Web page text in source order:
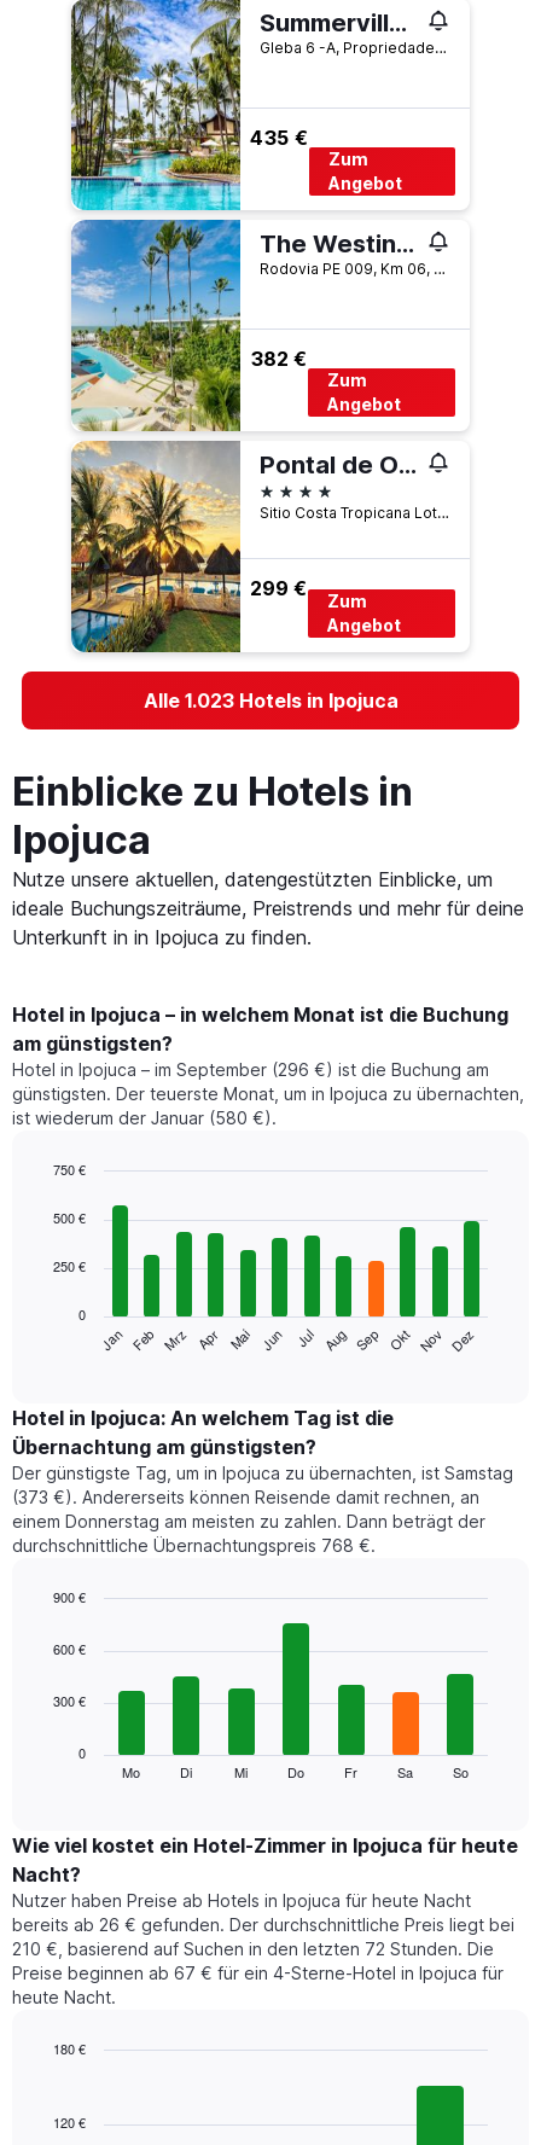
Summerville Resort - All Inclusiv
Gleba 6 -A, Propriedade Merepe - C, Ipojuca, Brasilien
435 €
Zum
Angebot
The Westin Porto de Galinhas
Rodovia PE 009, Km 06, Porto de Galinhas, Ipojuca, Brasilien
382 €
Zum
Angebot
Pontal de Ocapora
4 Sterne
Sitio Costa Tropicana Lote 1 B 2, Ipojuca, Brasilien
299 €
Zum
Angebot
Alle 1.023 Hotels in Ipojuca
Einblicke zu Hotels in
Ipojuca
Nutze unsere aktuellen, datengestützten Einblicke, um
ideale Buchungszeiträume, Preistrends und mehr für deine
Unterkunft in in Ipojuca zu finden.
Hotel in Ipojuca – in welchem Monat ist die Buchung
am günstigsten?
Hotel in Ipojuca – im September (296 €) ist die Buchung am
günstigsten. Der teuerste Monat, um in Ipojuca zu übernachten,
ist wiederum der Januar (580 €).
chart
bars.
folgende
den
durchschnittlichen
Zimmerpreis
im
jeweiligen
Monat
an.
Diagramm
die
Monate
hat
1
Y-
Achse,
die
den
durchschnittlichen
Zimmerpreis
graphic.
Jan Feb Mrz Apr Mai Jun Jul Aug Sep Okt Nov Dez
0
250 €
500 €
750 €
Hotel in Ipojuca: An welchem Tag ist die
Übernachtung am günstigsten?
Der günstigste Tag, um in Ipojuca zu übernachten, ist Samstag
(373 €). Andererseits können Reisende damit rechnen, an
einem Donnerstag am meisten zu zahlen. Dann beträgt der
durchschnittliche Übernachtungspreis 768 €.
chart
bars.
den
durchschnittlichen
Preis
eines
Zimmers
für
den
jeweiligen
Das
Mo Di Mi Do Fr Sa So
0
300 €
600 €
900 €
Wie viel kostet ein Hotel-Zimmer in Ipojuca für heute
Nacht?
Nutzer haben Preise ab Hotels in Ipojuca für heute Nacht
bereits ab 26 € gefunden. Der durchschnittliche Preis liegt bei
210 €, basierend auf Suchen in den letzten 72 Stunden. Die
Preise beginnen ab 67 € für ein 4-Sterne-Hotel in Ipojuca für
heute Nacht.
with
120 €
180 €